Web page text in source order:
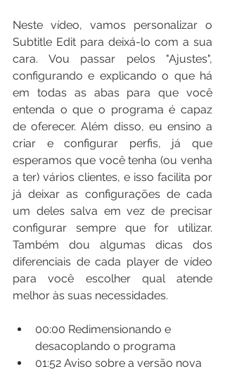
Neste vídeo, vamos personalizar o
Subtitle Edit para deixá-lo com a sua
cara. Vou passar pelos "Ajustes",
configurando e explicando o que há
em todas as abas para que você
entenda o que o programa é capaz
de oferecer. Além disso, eu ensino a
criar e configurar perfis, já que
esperamos que você tenha (ou venha
a ter) vários clientes, e isso facilita por
já deixar as configurações de cada
um deles salva em vez de precisar
configurar sempre que for utilizar.
Também dou algumas dicas dos
diferenciais de cada player de vídeo
para você escolher qual atende
melhor às suas necessidades.
00:00​ Redimensionando e
desacoplando o programa
01:52​ Aviso sobre a versão nova